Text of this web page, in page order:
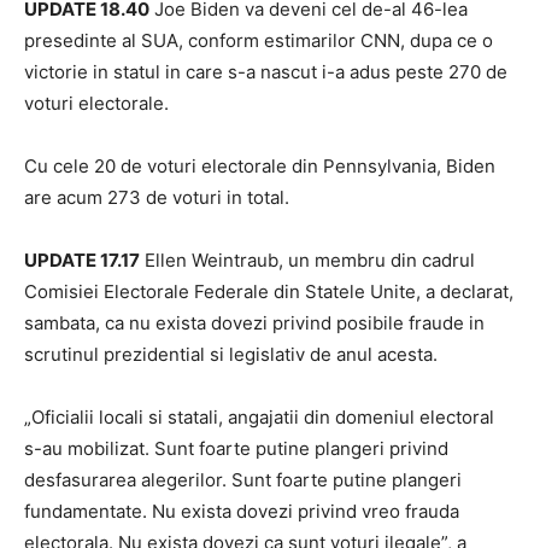
UPDATE 18.40 Joe Biden va deveni cel de-al 46-lea
presedinte al SUA, conform estimarilor CNN, dupa ce o
victorie in statul in care s-a nascut i-a adus peste 270 de
voturi electorale.
Cu cele 20 de voturi electorale din Pennsylvania, Biden
are acum 273 de voturi in total.
UPDATE 17.17 Ellen Weintraub, un membru din cadrul
Comisiei Electorale Federale din Statele Unite, a declarat,
sambata, ca nu exista dovezi privind posibile fraude in
scrutinul prezidential si legislativ de anul acesta.
„Oficialii locali si statali, angajatii din domeniul electoral
s-au mobilizat. Sunt foarte putine plangeri privind
desfasurarea alegerilor. Sunt foarte putine plangeri
fundamentate. Nu exista dovezi privind vreo frauda
electorala. Nu exista dovezi ca sunt voturi ilegale”, a